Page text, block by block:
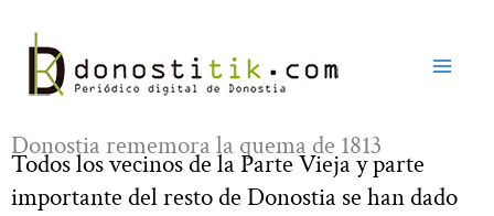
contenido
Donostia rememora la quema de 1813
Todos los vecinos de la Parte Vieja y parte
importante del resto de Donostia se han dado